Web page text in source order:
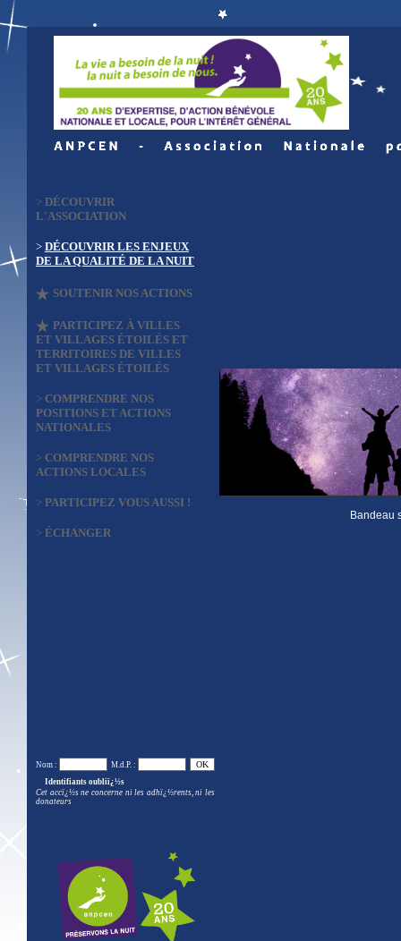
> DÉCOUVRIR
L'ASSOCIATION
> DÉCOUVRIR LES ENJEUX
DE LA QUALITÉ DE LA NUIT
SOUTENIR NOS ACTIONS
PARTICIPEZ À VILLES
ET VILLAGES ÉTOILÉS ET
TERRITOIRES DE VILLES
ET VILLAGES ÉTOILÉS
> COMPRENDRE NOS
POSITIONS ET ACTIONS
NATIONALES
> COMPRENDRE NOS
ACTIONS LOCALES
> PARTICIPEZ VOUS AUSSI !
> ÉCHANGER
Bandeau
Nom :
M.d.P. :
Identifiants oubliï¿½s
Cet accï¿½s ne concerne ni les adhï¿½rents, ni les
donateurs